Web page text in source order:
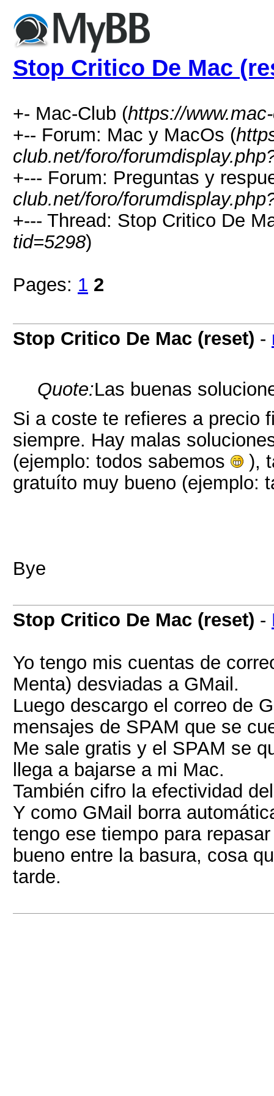
Stop Critico De Mac
+- Mac-Club (https://
+-- Forum: Mac y MacOs (
club.net/foro/
+--- Forum: Preguntas y
club.net/foro/
+--- Thread: Stop Critico De
tid=5298)
Pages: 1 2
Stop Critico De Mac (reset) -
Quote:Las buenas
Si a coste te refieres a precio
siempre. Hay malas
(ejemplo: todos sabemos
),
gratuíto muy bueno (ejemplo:
Bye
Stop Critico De Mac (reset) -
Yo tengo mis cuentas de
Menta) desviadas a GMail.
Luego descargo el correo de
mensajes de SPAM que se
Me sale gratis y el SPAM se
llega a bajarse a mi Mac.
También cifro la efectividad
Y como GMail borra
tengo ese tiempo para
bueno entre la basura, cosa
tarde.